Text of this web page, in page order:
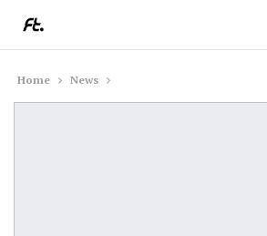
Home News